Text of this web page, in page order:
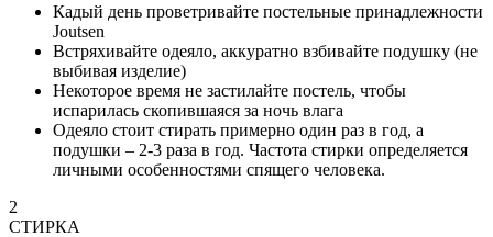
Кадый день проветривайте постельные принадлежности
Joutsen
Встряхивайте одеяло, аккуратно взбивайте подушку (не
выбивая изделие)
Некоторое время не застилайте постель, чтобы
испарилась скопившаяся за ночь влага
Одеяло стоит стирать примерно один раз в год, а
подушки – 2-3 раза в год. Частота стирки определяется
личными особенностями спящего человека.
2
СТИРКА